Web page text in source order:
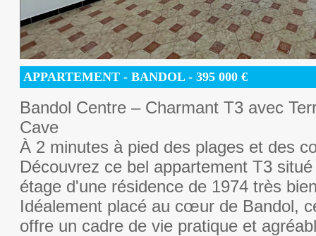
APPARTEMENT - BANDOL - 395 000 €
Bandol Centre – Charmant T3 avec
Cave
À 2 minutes à pied des plages et des
Découvrez ce bel appartement T3
étage d'une résidence de 1974 très
Idéalement placé au cœur de Bandol,
offre un cadre de vie pratique et